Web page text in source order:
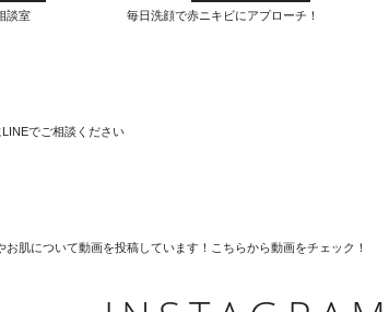
談室
毎日洗顔で赤ニキビにアプローチ！